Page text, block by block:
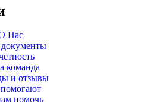
Нас
команда
и отзывы
помочь